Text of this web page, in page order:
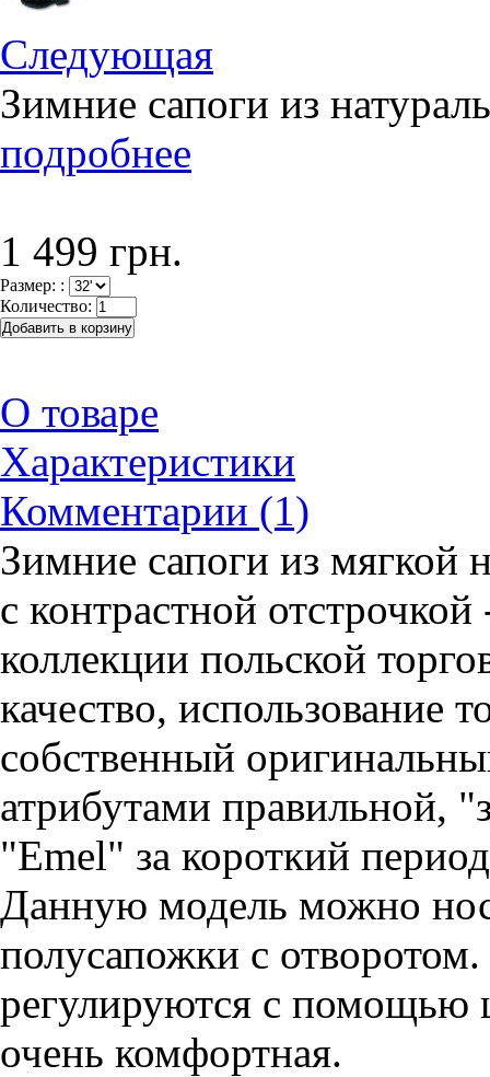
Следующая
Зимние сапоги из
подробнее
1 499 грн.
Размер: :
Количество:
О товаре
Характеристики
Комментарии (1)
Зимние сапоги из мягкой
с контрастной
коллекции польской
качество, использование
собственный
атрибутами правильной,
"Emel" за короткий
Данную модель можно
полусапожки с
регулируются с помощью
очень комфортная.